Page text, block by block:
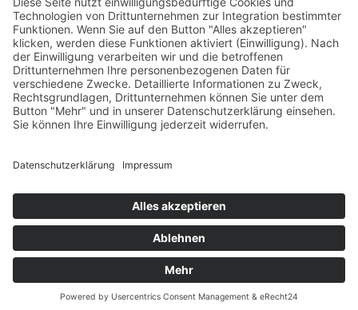
Publizisten und Philosophen. 2001" Das Feuer mit seiner
zerstörerischen Kraft steht auch symbolisch für die
katastrophalen Verbrechen, die das nationalsozialistische
Deutschland an der Menschheit und an den Werten von
Aufklärung, Emanzipation und Demokratie beging.
Am 10. Mai 2001, 68 Jahre nach den Ereignissen, wurde die
von Willi Schmidt gestaltete Bronzetafel zwischen der alten
Nikolaikirche und dem Gerechtigkeitsbrunnen installiert.
Frankfurter Geschichte.
Standort in Google-Maps anzeigen